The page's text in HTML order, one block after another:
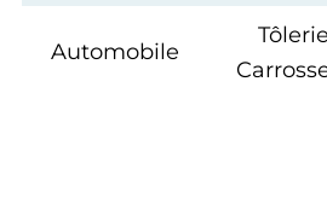
Automobile